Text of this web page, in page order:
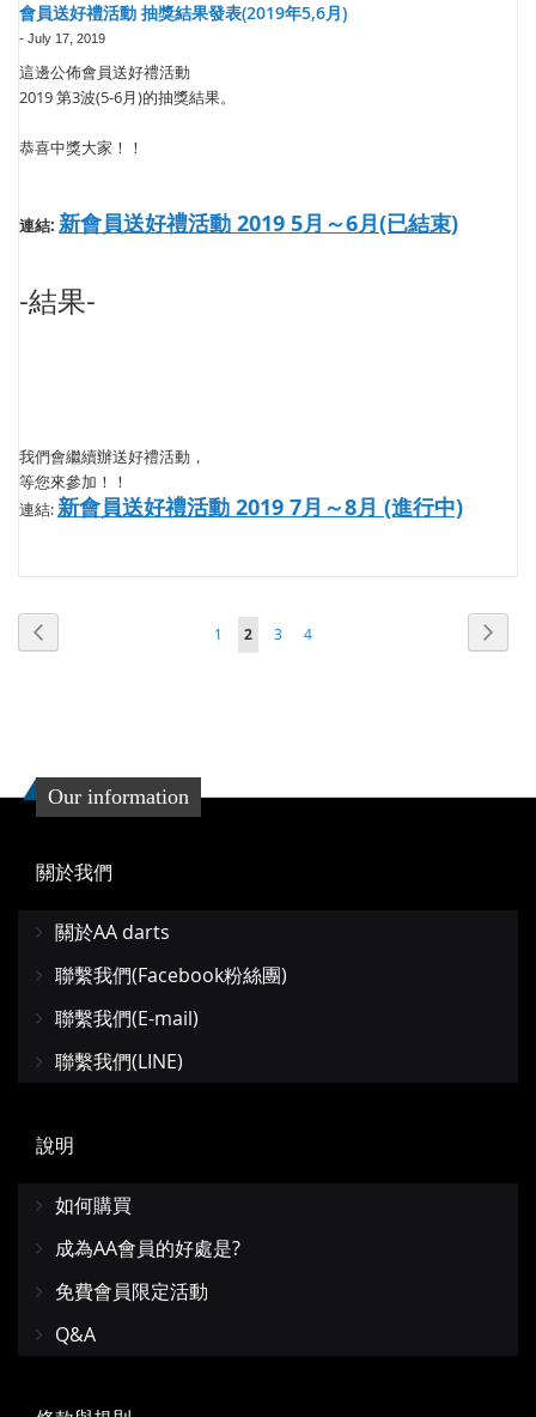
會員送好禮活動 抽獎結果發表(2019年5,6月)
- July 17, 2019
這邊公佈會員送好禮活動
2019 第3波(5-6月)的抽獎結果。
恭喜中獎大家！！
連結: 新會員送好禮活動 2019 5月～6月(已結束)
-結果-
我們會繼續辦送好禮活動，
等您來參加！！
連結:新會員送好禮活動 2019 7月～8月 (進行中)
頁面
1
您當前正在閱讀頁
2 3 4
頁面
Our information
關於我們
關於AA darts
聯繫我們(Facebook粉絲團)
聯繫我們(E-mail)
聯繫我們(LINE)
說明
如何購買
成為AA會員的好處是?
免費會員限定活動
Q&A